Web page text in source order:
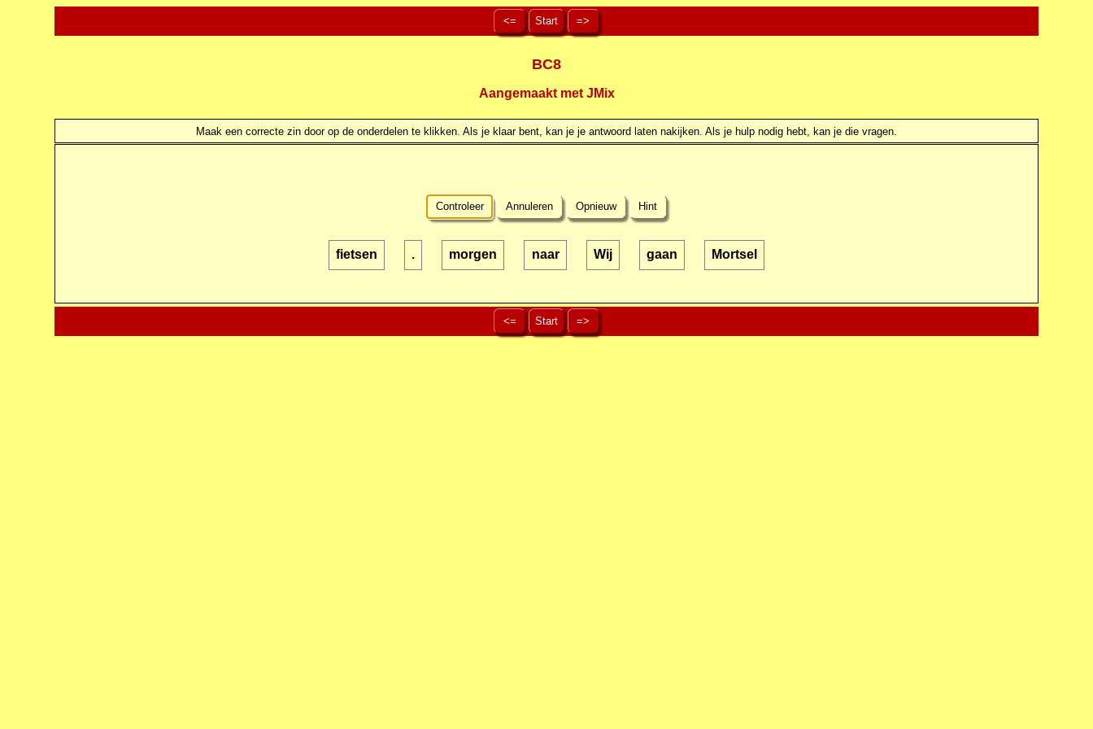
<= Start =>
BC8
Aangemaakt met JMix
Maak een correcte zin door op de onderdelen te klikken. Als je klaar bent, kan je je antwoord laten nakijken. Als je hulp nodig hebt, kan je die vragen.
Controleer Annuleren Opnieuw Hint
fietsen . morgen naar Wij gaan Mortsel
<= Start =>